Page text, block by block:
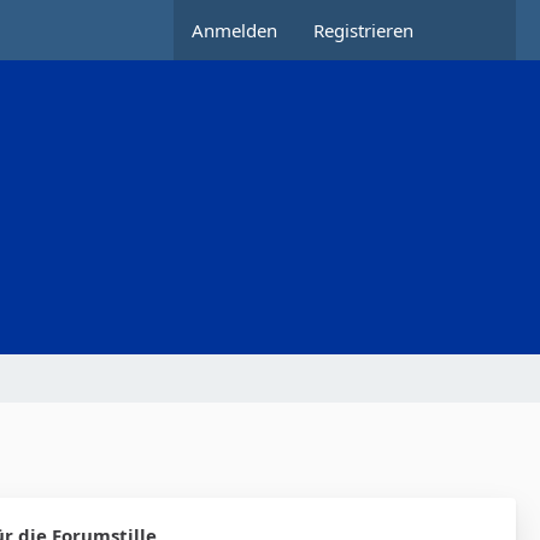
Anmelden Registrieren
die Forumstille